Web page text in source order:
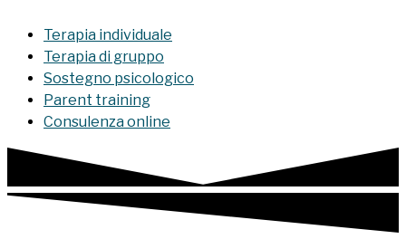
Terapia individuale
Terapia di gruppo
Sostegno psicologico
Parent training
Consulenza online